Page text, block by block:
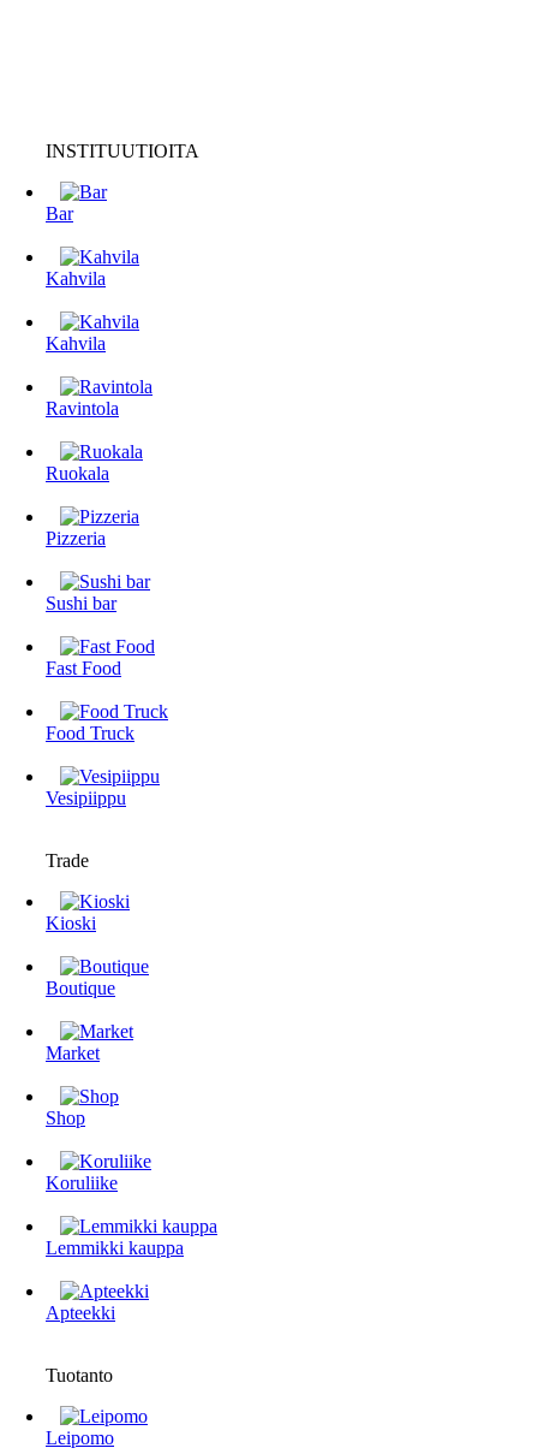
INSTITUUTIOITA
Bar
Kahvila
Kahvila
Ravintola
Ruokala
Pizzeria
Sushi bar
Fast Food
Food Truck
Vesipiippu
Trade
Kioski
Boutique
Market
Shop
Koruliike
Lemmikki kauppa
Apteekki
Tuotanto
Leipomo